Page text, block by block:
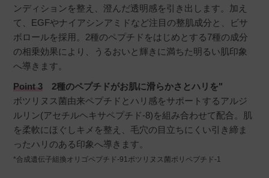
ンディションを整え、澄んだ透明感を引き出します。加え
て、EGFやナイアシンアミドなど注目の整肌成分と、ビサ
ボロールを採用。2種のペプチドをはじめとする7種の成分
の相乗効果により、うるおいと輝きに満ちた明るい肌印象
へ導きます。
Point 3 2種のペプチドがお肌に滑らかさとハリを"
ボツリヌス菌由来ペプチドとハリ感をサポートするアルジ
ルリン(アセチルヘキサペプチド-8)を組み合わせて配合。肌
を柔軟にほぐしキメを整え、毛穴の目立ちにくい引き締ま
ったハリのある印象へ導きます。
*合成遺伝子組換オリゴペプチド-91ボツリヌス菌ポリペプチド-1